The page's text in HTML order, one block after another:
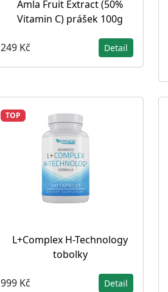
Amla Fruit Extract (50%
Vitamin C) prášek 100g
249 Kč Detail
TOP
L+Complex H-Technology
tobolky
999 Kč Detail